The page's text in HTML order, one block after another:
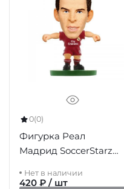
0(0)
Фигурка Реал
Мадрид SoccerStarz
Нет в наличии
420 ₽ / шт